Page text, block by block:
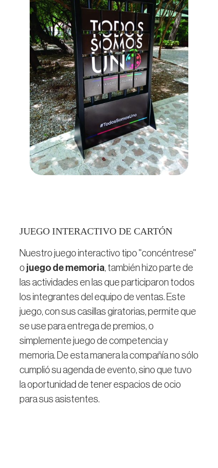
JUEGO INTERACTIVO DE CARTÓN
Nuestro juego interactivo tipo "concéntrese"
o juego de memoria, también hizo parte de
las actividades en las que participaron todos
los integrantes del equipo de ventas. Este
juego, con sus casillas giratorias, permite que
se use para entrega de premios, o
simplemente juego de competencia y
memoria. De esta manera la compañía no sólo
cumplió su agenda de evento, sino que tuvo
la oportunidad de tener espacios de ocio
para sus asistentes.